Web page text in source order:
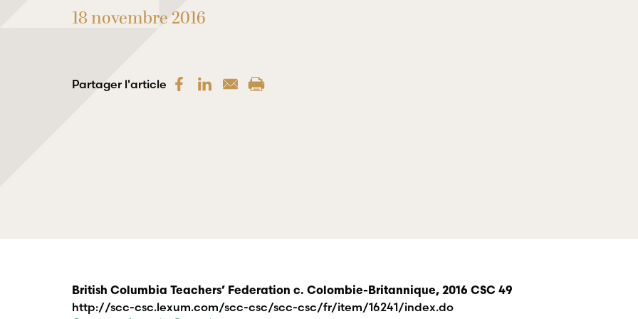
18 novembre 2016
Partager l'article
British Columbia Teachers’ Federation c. Colombie-Britannique, 2016 CSC 49
http://scc-csc.lexum.com/scc-csc/scc-csc/fr/item/16241/index.do